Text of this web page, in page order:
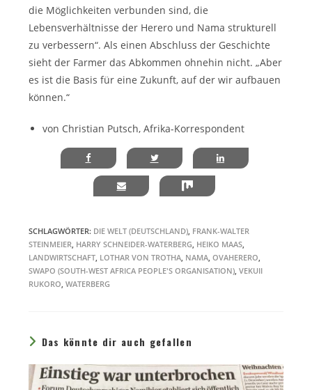
die Möglichkeiten verbunden sind, die
Lebensverhältnisse der Herero und Nama strukturell
zu verbessern“. Als einen Abschluss der Geschichte
sieht der Farmer das Abkommen ohnehin nicht. „Aber
es ist die Basis für eine Zukunft, auf der wir aufbauen
können.“
von Christian Putsch, Afrika-Korrespondent
SCHLAGWÖRTER: DIE WELT (DEUTSCHLAND), FRANK-WALTER
STEINMEIER, HARRY SCHNEIDER-WATERBERG, HEIKO MAAS,
LANDWIRTSCHAFT, LOTHAR VON TROTHA, NAMA, OVAHERERO,
SWAPO (SOUTH-WEST AFRICA PEOPLE'S ORGANISATION), VEKUII
RUKORO, WATERBERG
Das könnte dir auch gefallen